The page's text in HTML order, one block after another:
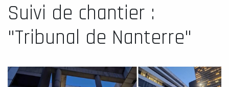
Suivi de chantier :
"Tribunal de Nanterre"